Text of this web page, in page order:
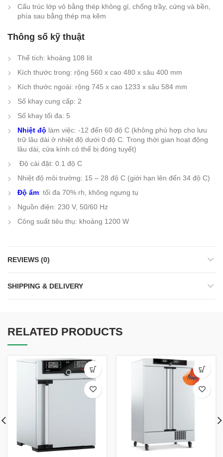
Cấu trúc lớp vỏ bằng thép không gỉ, chống trầy, cứng và bền,
phía sau bằng thép mạ kẽm
Thông số kỹ thuật
Thể tích: khoảng 108 lít
Kích thước trong: rộng 560 x cao 480 x sâu 400 mm
Kích thước ngoài: rộng 745 x cao 1233 x sâu 584 mm
Số khay cung cấp: 2
Số khay tối đa: 5
Nhiệt độ làm việc: -12 đến 60 độ C (không phù hợp cho lưu
trữ lâu dài ở nhiệt độ dưới 0 độ C. Trong thời gian hoạt động
lâu dài, cửa kính có thể bị đóng tuyết)
Độ cài đặt: 0.1 độ C
Nhiệt độ môi trường: 15 – 28 độ C (giới hạn lên đến 34 độ C)
Độ ẩm: tối đa 70% rh, không ngưng tụ
Nguồn điện: 230 V, 50/60 Hz
Công suất tiêu thụ: khoảng 1200 W
REVIEWS (0)
SHIPPING & DELIVERY
RELATED PRODUCTS